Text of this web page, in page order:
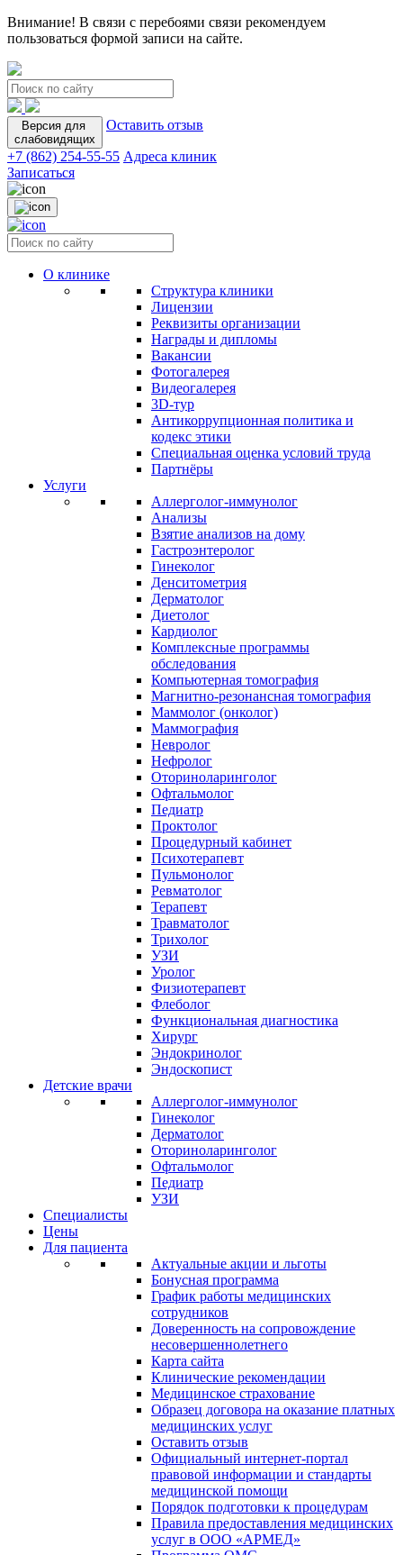
Внимание! В связи с перебоями связи рекомендуем
пользоваться формой записи на сайте.
Версия для
слабовидящих
Оставить отзыв
+7 (862) 254-55-55 Адреса клиник
Записаться
О клинике
Структура клиники
Лицензии
Реквизиты организации
Награды и дипломы
Вакансии
Фотогалерея
Видеогалерея
3D-тур
Антикоррупционная политика и
кодекс этики
Специальная оценка условий труда
Партнёры
Услуги
Аллерголог-иммунолог
Анализы
Взятие анализов на дому
Гастроэнтеролог
Гинеколог
Денситометрия
Дерматолог
Диетолог
Кардиолог
Комплексные программы
обследования
Компьютерная томография
Магнитно-резонансная томография
Маммолог (онколог)
Маммография
Невролог
Нефролог
Оториноларинголог
Офтальмолог
Педиатр
Проктолог
Процедурный кабинет
Психотерапевт
Пульмонолог
Ревматолог
Терапевт
Травматолог
Трихолог
УЗИ
Уролог
Физиотерапевт
Флеболог
Функциональная диагностика
Хирург
Эндокринолог
Эндоскопист
Детские врачи
Аллерголог-иммунолог
Гинеколог
Дерматолог
Оториноларинголог
Офтальмолог
Педиатр
УЗИ
Специалисты
Цены
Для пациента
Актуальные акции и льготы
Бонусная программа
График работы медицинских
сотрудников
Доверенность на сопровождение
несовершеннолетнего
Карта сайта
Клинические рекомендации
Медицинское страхование
Образец договора на оказание платных
медицинских услуг
Оставить отзыв
Официальный интернет-портал
правовой информации и стандарты
медицинской помощи
Порядок подготовки к процедурам
Правила предоставления медицинских
услуг в ООО «АРМЕД»